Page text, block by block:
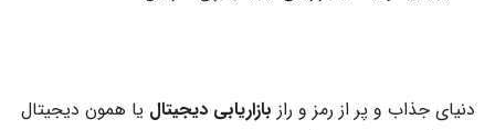
دنیای جذاب و پر از رمز و راز بازاریابی دیجیتال یا همون دیجیتال